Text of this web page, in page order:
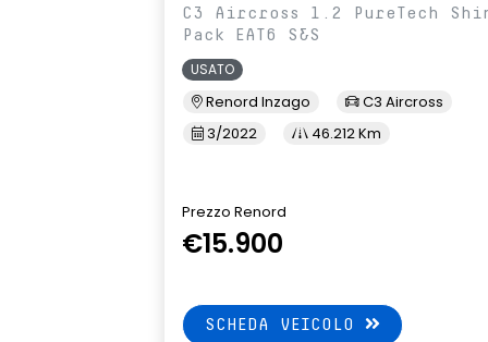
C3 Aircross 1.2 PureTech
Pack EAT6 S&S
USATO
Renord Inzago
C3 Aircross
3/2022
46.212 Km
Prezzo Renord
€15.900
SCHEDA VEICOLO